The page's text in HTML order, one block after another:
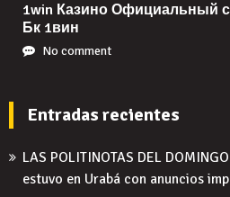
1win Казино Официальный
Бк 1вин
No comment
Entradas recientes
LAS POLITINOTAS DEL
estuvo en Urabá con anuncios